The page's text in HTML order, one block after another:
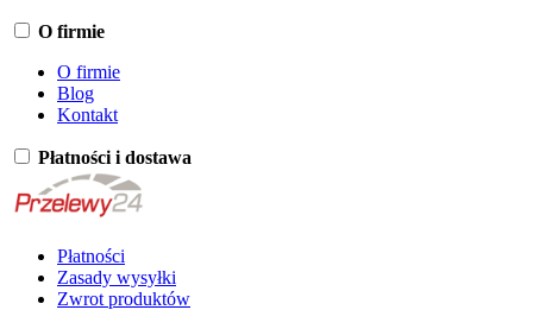
O firmie
O firmie
Blog
Kontakt
Płatności i dostawa
Płatności
Zasady wysyłki
Zwrot produktów